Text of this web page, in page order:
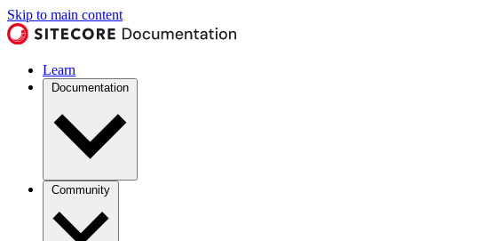
Skip to main content
Learn
Documentation
Community